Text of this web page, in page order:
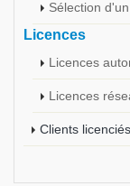
Sélection
Licences
Licences
Licences
Clients licenciés